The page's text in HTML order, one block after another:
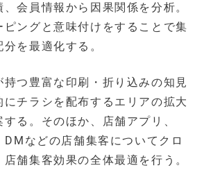
会員情報から因果関係を分析。
ピングと意味付けをすることで集
を最適化する。
持つ豊富な印刷・折り込みの知見
にチラシを配布するエリアの拡大
る。そのほか、店舗アプリ、
DMなどの店舗集客についてクロ
舗集客効果の全体最適を行う。